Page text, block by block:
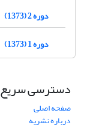
دوره 2 (1373)
دوره 1 (1373)
دسترسی سریع
صفحه اصلی
درباره نشریه